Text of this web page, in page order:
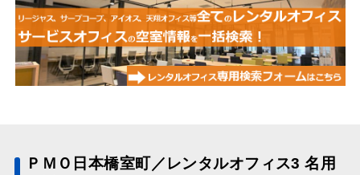
ＰＭＯ日本橋室町／レンタルオフィス3 名用